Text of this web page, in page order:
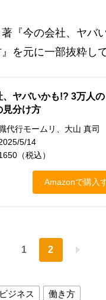
『今の会社、ヤバ
を元に一部抜粋し
、ヤバいかも!? 3万人
見分け方
代行モームリ、大山 真司
5/14
（税込）
Amazonで購入
1 2
ジネス 働き方